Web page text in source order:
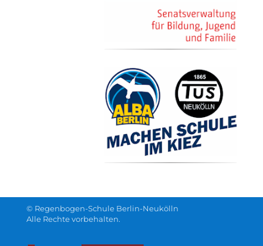
© Regenbogen-Schule Berlin-Neukölln
Alle Rechte vorbehalten.